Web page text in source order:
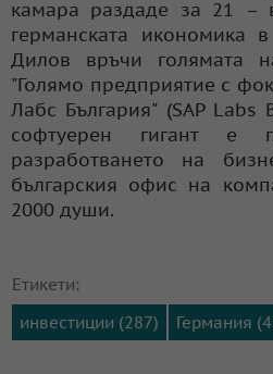
камара раздаде за 21 –
германската икономика
Дилов връчи голямата
"Голямо предприятие с
Лабс България" (SAP Labs
софтуерен гигант е
разработването на
българския офис на
2000 души.
Етикети:
инвестиции (287)
Германия